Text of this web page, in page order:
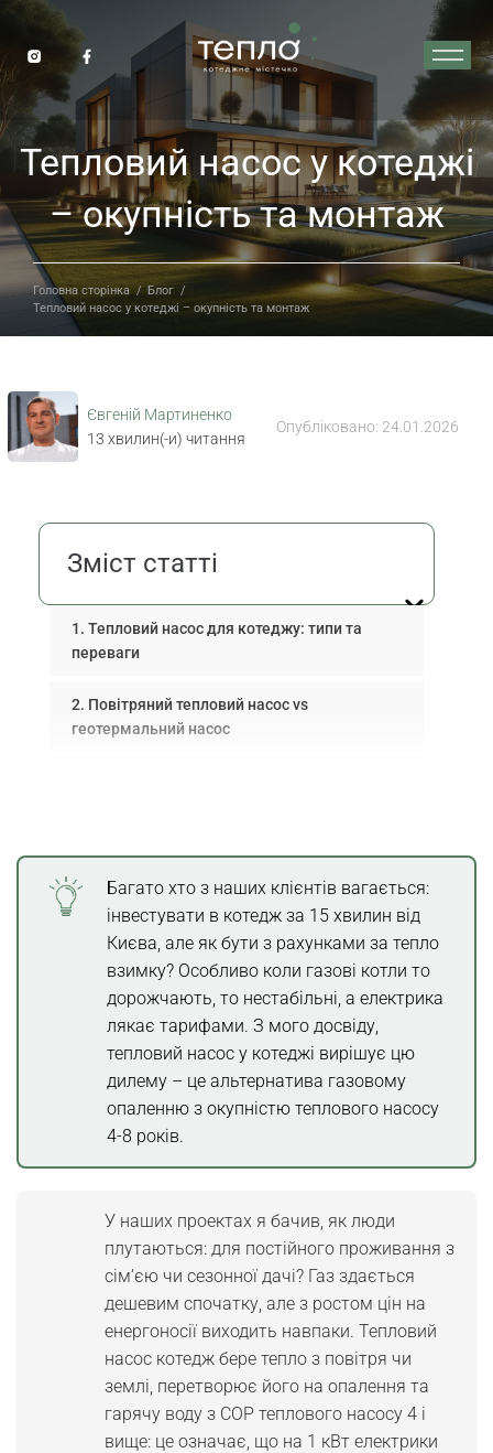
Тепловий насос у котеджі
– окупність та монтаж
Головна сторінка / Блог /
Тепловий насос у котеджі – окупність та монтаж
Євгеній Мартиненко
13 хвилин(-и) читання
Опубліковано: 24.01.2026
Зміст статті
Тепловий насос для котеджу: типи та
переваги
Повітряний тепловий насос vs
геотермальний насос
формула
Як розрахувати окупність теплового
насосу?
Економія теплового насосу при тарифі
електроопалення
Монтаж теплового насосу: етапи, ціна,
помилки
Монтаж теплового насосу в котеджі
Вартість теплового насосу для котеджу
на ГВП і опалення
Висновок та FAQ
Часті запитання
Багато хто з наших клієнтів вагається:
інвестувати в котедж за 15 хвилин від
Києва, але як бути з рахунками за тепло
взимку? Особливо коли газові котли то
дорожчають, то нестабільні, а електрика
лякає тарифами. З мого досвіду,
тепловий насос у котеджі вирішує цю
дилему – це альтернатива газовому
опаленню з окупністю теплового насосу
4-8 років.
У наших проектах я бачив, як люди
плутаються: для постійного проживання з
сім’єю чи сезонної дачі? Газ здається
дешевим спочатку, але з ростом цін на
енергоносії виходить навпаки. Тепловий
насос котедж бере тепло з повітря чи
землі, перетворює його на опалення та
гарячу воду з COP теплового насосу 4 і
вище: це означає, що на 1 кВт електрики